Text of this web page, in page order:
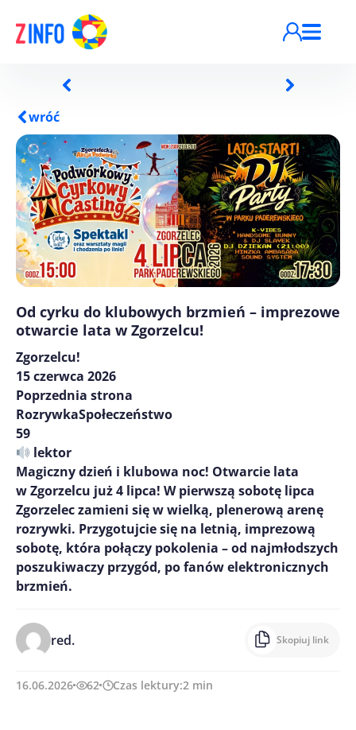
wróć
Od cyrku do klubowych brzmień – imprezowe
otwarcie lata w Zgorzelcu!
Zgorzelcu!
15 czerwca 2026
Poprzednia strona
RozrywkaSpołeczeństwo
59
lektor
Magiczny dzień i klubowa noc! Otwarcie lata
w Zgorzelcu już 4 lipca! W pierwszą sobotę lipca
Zgorzelec zamieni się w wielką, plenerową arenę
rozrywki. Przygotujcie się na letnią, imprezową
sobotę, która połączy pokolenia – od najmłodszych
poszukiwaczy przygód, po fanów elektronicznych
brzmień.
red. Skopiuj link
16.06.2026 62 Czas lektury:2 min